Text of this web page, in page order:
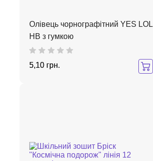
Олівець чорнографітний YES LOL
HB з гумкою
5,10 грн.